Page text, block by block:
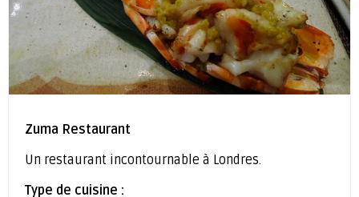
Zuma Restaurant
Un restaurant incontournable à Londres.
Type de cuisine :